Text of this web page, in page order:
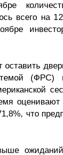
всего на
(ФРС)
оценивают
что